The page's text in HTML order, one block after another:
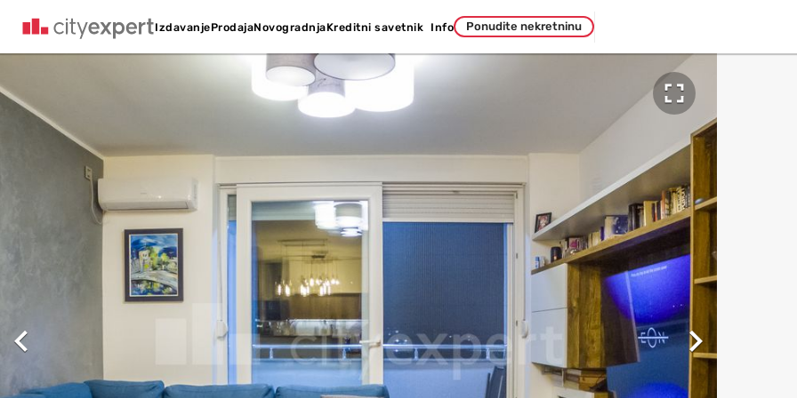
IzdavanjeProdajaNovogradnjaKreditni savetnik Info Ponudite nekretninu
 
